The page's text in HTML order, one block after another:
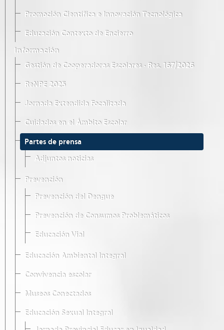
Promoción Científica e Innovación Tecnológica
Educación Contexto de Encierro
Información
Gestión de Cooperadoras Escolares · Res. 167/2026
ReNPE 2025
Jornada Extendida Focalizada
Cuidados en el Ámbito Escolar
Partes de prensa
Adjuntos noticias
Prevención
Prevención del Dengue
Prevención de Consumos Problemáticos
Educación Vial
Educación Ambiental Integral
Convivencia escolar
Museos Conectados
Educación Sexual Integral